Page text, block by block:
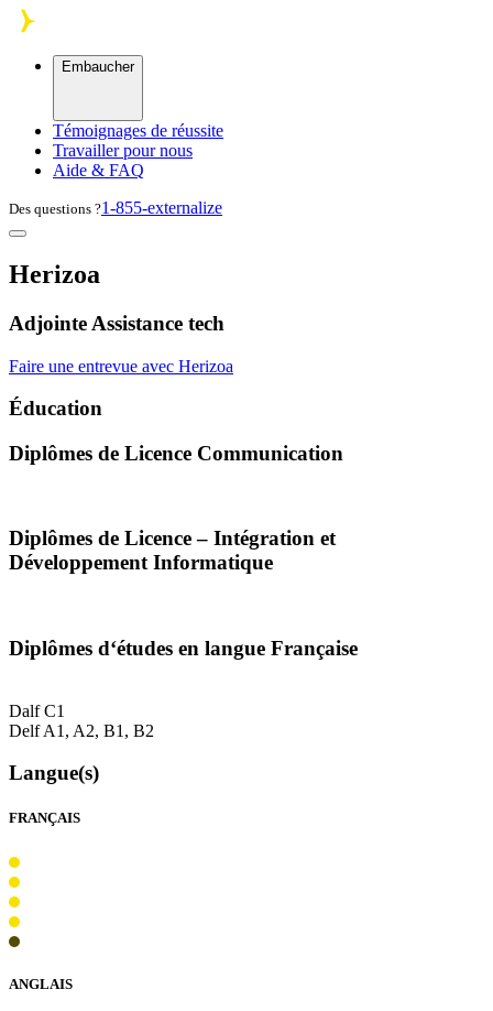
Skip to main content
Embaucher
Témoignages de réussite
Travailler pour nous
Aide & FAQ
Des questions ?1-855-externalize
Herizoa
Adjointe Assistance tech
Faire une entrevue avec Herizoa
Éducation
Diplômes de Licence Communication
Diplômes de Licence – Intégration et
Développement Informatique
Diplômes d‘études en langue Française
Dalf C1
Delf A1, A2, B1, B2
Langue(s)
FRANÇAIS
ANGLAIS